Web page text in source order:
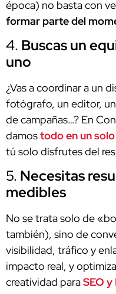
época) no basta con
formar parte del
4. Buscas un
uno
¿Vas a coordinar a un
fotógrafo, un editor,
de campañas…? En
damostodo en un
tú solo disfrutes del
5. Necesitas
medibles
No se trata solo de
también), sino de
visibilidad, tráfico y
impacto real, y
creatividad paraSEO